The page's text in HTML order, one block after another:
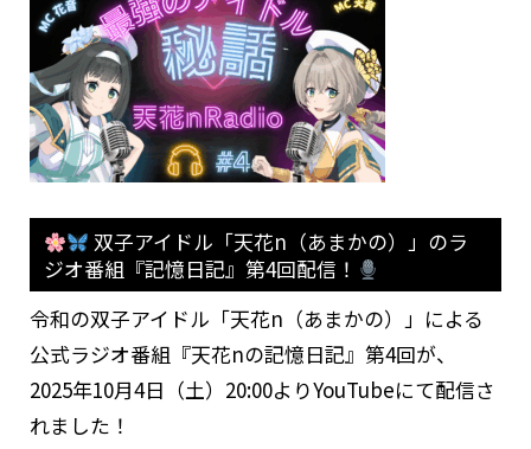
双子アイドル「天花n（あまかの）」のラ
ジオ番組『記憶日記』第4回配信！
令和の双子アイドル「天花n（あまかの）」による
公式ラジオ番組『天花nの記憶日記』第4回が、
2025年10月4日（土）20:00よりYouTubeにて配信さ
れました！